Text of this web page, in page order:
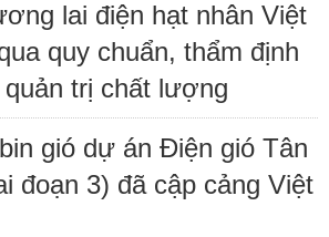
lai điện hạt nhân Việt
quy chuẩn, thẩm định
trị chất lượng
gió dự án Điện gió Tân
đoạn 3) đã cập cảng Việt